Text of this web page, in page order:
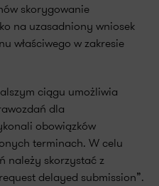
skorygowanie
na uzasadniony wniosek
właściwego w zakresie
ciągu umożliwia
dla
obowiązków
terminach. W celu
należy skorzystać z
delayed submission”.